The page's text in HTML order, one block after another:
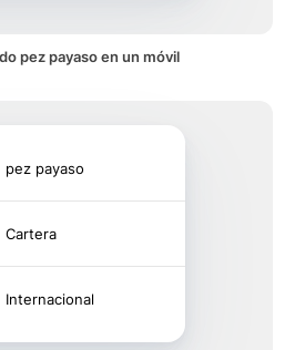
pez payaso en un móvil
pez payaso
Cartera
Internacional